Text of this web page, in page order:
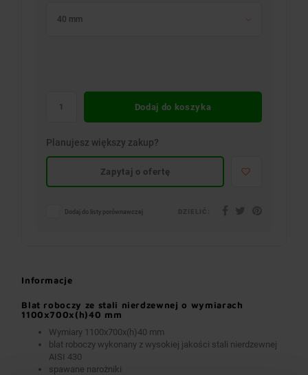
40 mm
Dodaj do koszyka
Planujesz większy zakup?
Zapytaj o ofertę
Dodaj do listy porównawczej
Informacje
Blat roboczy ze stali nierdzewnej o wymiarach
1100x700x(h)40 mm
Wymiary 1100x700x(h)40 mm
blat roboczy wykonany z wysokiej jakości stali nierdzewnej
AISI 430
spawane narożniki